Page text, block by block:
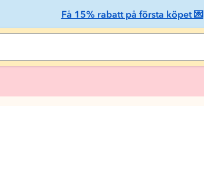
Få 15% rabatt på första köpet 💌